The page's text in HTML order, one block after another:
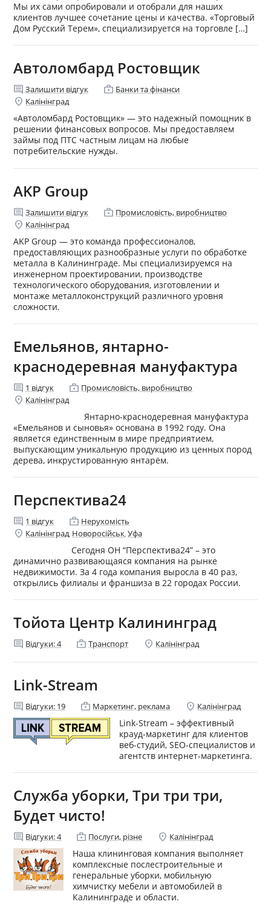
Мы их сами опробировали и отобрали для наших
клиентов лучшее сочетание цены и качества. «Торговый
Дом Русский Терем», специализируется на торговле […]
Автоломбард Ростовщик
comment Залишити відгук enterprise Банки та фінанси
location_on Калінінград
«Автоломбард Ростовщик» — это надежный помощник в
решении финансовых вопросов. Мы предоставляем
займы под ПТС частным лицам на любые
потребительские нужды.
AKP Group
comment Залишити відгук enterprise Промисловість, виробництво
location_on Калінінград
AKP Group — это команда профессионалов,
предоставляющих разнообразные услуги по обработке
металла в Калининграде. Мы специализируемся на
инженерном проектировании, производстве
технологического оборудования, изготовлении и
монтаже металлоконструкций различного уровня
сложности.
Емельянов, янтарно-
краснодеревная мануфактура
comment 1 відгук enterprise Промисловість, виробництво
location_on Калінінград
Янтарно-краснодеревная мануфактура
«Емельянов и сыновья» основана в 1992 году. Она
является единственным в мире предприятием,
выпускающим уникальную продукцию из ценных пород
дерева, инкрустированную янтарём.
Перспектива24
comment 1 відгук enterprise Нерухомість
location_on Калінінград, Новоросійськ,Уфа
Сегодня ОН “Перспектива24” – это
динамично развивающаяся компания на рынке
недвижимости. За 4 года компания выросла в 40 раз,
открылись филиалы и франшиза в 22 городах России.
Тойота Центр Калининград
comment Відгуки:4 enterprise Транспорт location_on Калінінград
Link-Stream
comment Відгуки: 19 enterprise Маркетинг, реклама location_on Калінінград
Link-Stream – эффективный
крауд-маркетинг для клиентов
веб-студий, SEO-специалистов и
агентств интернет-маркетинга.
Служба уборки, Три три три,
Будет чисто!
comment Відгуки:4 enterprise Послуги, різне location_on Калінінград
Наша клининговая компания выполняет
комплексные послестроительные и
генеральные уборки, мобильную
химчистку мебели и автомобилей в
Калининграде и области.